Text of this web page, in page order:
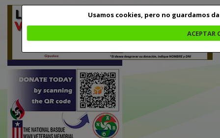
Usamos cookies, pero no guardamos
ACEPTAR